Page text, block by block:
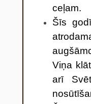
ceļam.
Šīs
Viņa
arī